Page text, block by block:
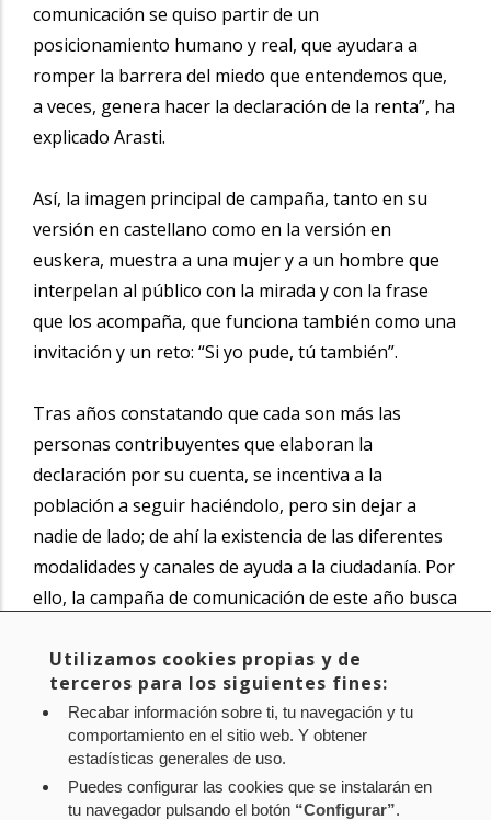
comunicación se quiso partir de un
posicionamiento humano y real, que ayudara a
romper la barrera del miedo que entendemos que,
a veces, genera hacer la declaración de la renta”, ha
explicado Arasti.
Así, la imagen principal de campaña, tanto en su
versión en castellano como en la versión en
euskera, muestra a una mujer y a un hombre que
interpelan al público con la mirada y con la frase
que los acompaña, que funciona también como una
invitación y un reto: “Si yo pude, tú también”.
Tras años constatando que cada son más las
personas contribuyentes que elaboran la
declaración por su cuenta, se incentiva a la
población a seguir haciéndolo, pero sin dejar a
nadie de lado; de ahí la existencia de las diferentes
modalidades y canales de ayuda a la ciudadanía. Por
ello, la campaña de comunicación de este año busca
vías, es cada vez más fácil presentar la declaración
de la renta.
Noticia original dewww.navarra.es
Utilizamos cookies propias y de
terceros para los siguientes fines:
Recabar información sobre ti, tu navegación y tu
comportamiento en el sitio web. Y obtener
estadísticas generales de uso.
Puedes configurar las cookies que se instalarán en
tu navegador pulsando el botón “Configurar”.